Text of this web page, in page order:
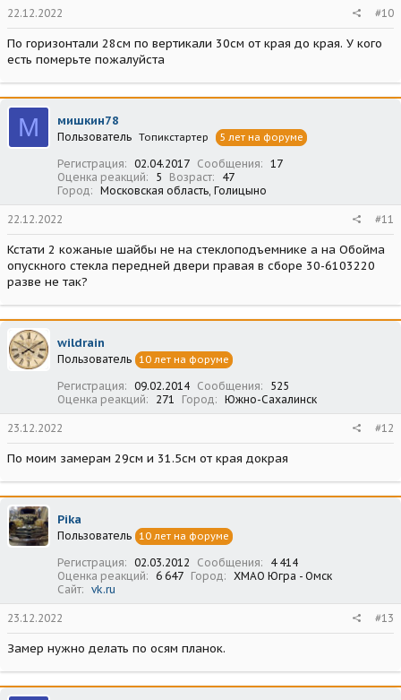
22.12.2022 #10
По горизонтали 28см по вертикали 30см от края до края. У кого
есть померьте пожалуйста
М мишкин78
Пользователь Топикстартер 5 лет на форуме
Регистрация 02.04.2017 Сообщения
17
Оценка реакций
5 Возраст
47
Город
Московская область, Голицыно
22.12.2022 #11
Кстати 2 кожаные шайбы не на стеклоподъемнике а на Обойма
опускного стекла передней двери правая в сборе 30-6103220
разве не так?
wildrain
Пользователь 10 лет на форуме
Регистрация 09.02.2014 Сообщения
525
Оценка реакций
271 Город Южно-Сахалинск
23.12.2022 #12
По моим замерам 29см и 31.5см от края докрая
Pika
Пользователь 10 лет на форуме
Регистрация 02.03.2012 Сообщения
4 414
Оценка реакций
6 647 Город
ХМАО Югра - Омск
Сайт
vk.ru
23.12.2022 #13
Замер нужно делать по осям планок.